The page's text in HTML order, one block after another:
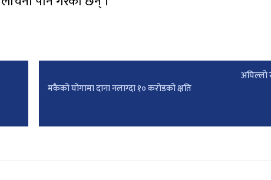
अघिल्लाे
मकैको घोगामा दाना नलाग्दा १० करोडको क्षति